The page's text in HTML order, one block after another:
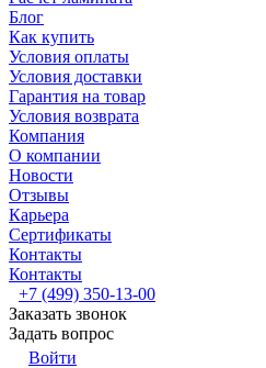
Блог
Как купить
Условия оплаты
Условия доставки
Гарантия на товар
Условия возврата
Компания
О компании
Новости
Отзывы
Карьера
Сертификаты
Контакты
Контакты
+7 (499) 350-13-00
Заказать звонок
Задать вопрос
Войти